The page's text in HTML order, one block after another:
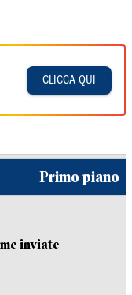
CLICCA QUI
Primo piano
inviate